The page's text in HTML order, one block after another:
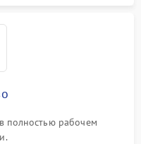
полностью рабочем